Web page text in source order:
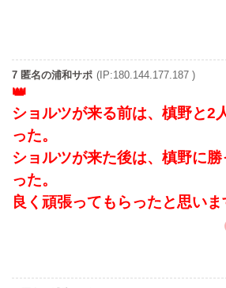
7 匿名の浦和サポ (IP:180.144.177.187 )
ショルツが来る前は、槙野と2
った。
ショルツが来た後は、槙野に
った。
良く頑張ってもらったと思いま